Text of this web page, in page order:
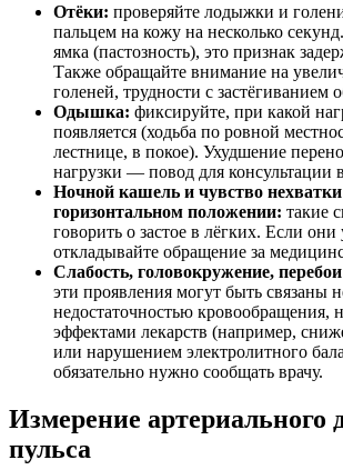
Отёки: проверяйте лодыжки и
пальцем на кожу на несколько
ямка (пастозность), это признак
Также обращайте внимание на
голеней, трудности с застёгиванием
Одышка: фиксируйте, при какой
появляется (ходьба по ровной
лестнице, в покое). Ухудшение
нагрузки — повод для консультации
Ночной кашель и чувство нехватки
горизонтальном положении: такие
говорить о застое в лёгких. Если
откладывайте обращение за
Слабость, головокружение,
эти проявления могут быть связаны
недостаточностью кровообращения,
эффектами лекарств (например,
или нарушением электролитного
обязательно нужно сообщать врачу.
Измерение артериального
пульса